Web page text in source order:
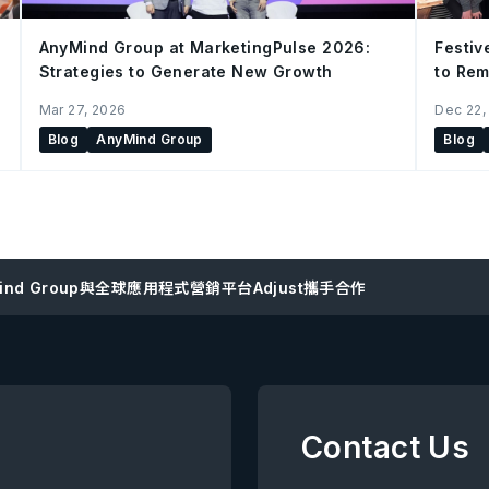
AnyMind Group at MarketingPulse 2026:
Strategies to Generate New Growth
Mar 27, 2026
Blog
AnyMind Group
to
Dec
Blog
Group與全球應用程式營銷平台Adjust攜手合作
Contact Us